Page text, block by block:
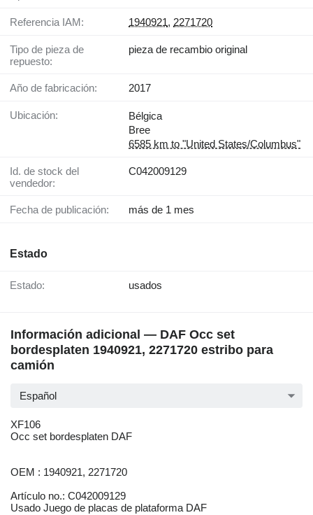
Referencia IAM: 1940921, 2271720
Tipo de pieza de
repuesto:
pieza de recambio original
Año de fabricación: 2017
Ubicación:
Bélgica
Bree
6585 km to "United States/Columbus"
Id. de stock del
vendedor:
C042009129
Fecha de publicación: más de 1 mes
Estado
Estado: usados
Información adicional — DAF Occ set
bordesplaten 1940921, 2271720 estribo para
camión
Español
XF106
Occ set bordesplaten DAF
OEM : 1940921, 2271720
Artículo no.: C042009129
Usado Juego de placas de plataforma DAF